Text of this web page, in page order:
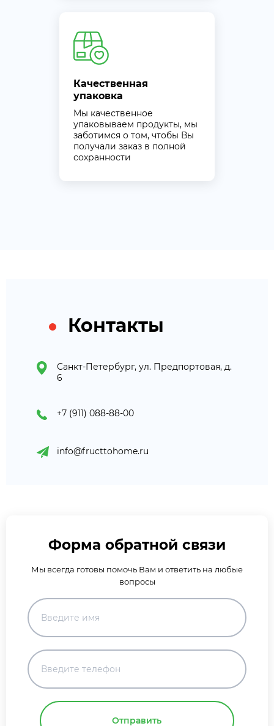
Качественная
упаковка
Мы качественное
упаковываем продукты, мы
заботимся о том, чтобы Вы
получали заказ в полной
сохранности
Контакты
Санкт-Петербург, ул. Предпортовая, д.
6
+7 (911) 088-88-00
info@fructtohome.ru
Форма обратной связи
Мы всегда готовы помочь Вам и ответить на любые
вопросы
Отправить